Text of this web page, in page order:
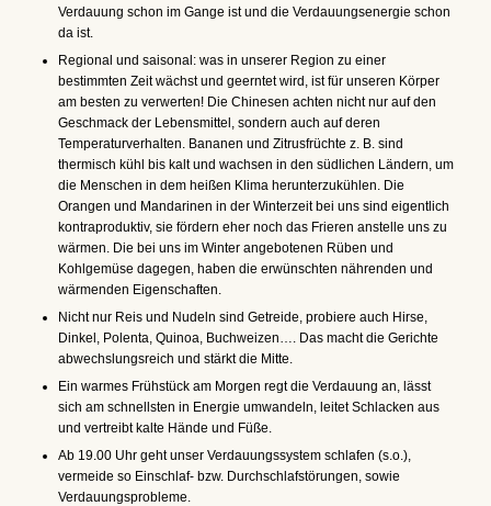
Verdauung schon im Gange ist und die Verdauungsenergie schon
da ist.
Regional und saisonal: was in unserer Region zu einer
bestimmten Zeit wächst und geerntet wird, ist für unseren Körper
am besten zu verwerten! Die Chinesen achten nicht nur auf den
Geschmack der Lebensmittel, sondern auch auf deren
Temperaturverhalten. Bananen und Zitrusfrüchte z. B. sind
thermisch kühl bis kalt und wachsen in den südlichen Ländern, um
die Menschen in dem heißen Klima herunterzukühlen. Die
Orangen und Mandarinen in der Winterzeit bei uns sind eigentlich
kontraproduktiv, sie fördern eher noch das Frieren anstelle uns zu
wärmen. Die bei uns im Winter angebotenen Rüben und
Kohlgemüse dagegen, haben die erwünschten nährenden und
wärmenden Eigenschaften.
Nicht nur Reis und Nudeln sind Getreide, probiere auch Hirse,
Dinkel, Polenta, Quinoa, Buchweizen…. Das macht die Gerichte
abwechslungsreich und stärkt die Mitte.
Ein warmes Frühstück am Morgen regt die Verdauung an, lässt
sich am schnellsten in Energie umwandeln, leitet Schlacken aus
und vertreibt kalte Hände und Füße.
Ab 19.00 Uhr geht unser Verdauungssystem schlafen (s.o.),
vermeide so Einschlaf- bzw. Durchschlafstörungen, sowie
Verdauungsprobleme.